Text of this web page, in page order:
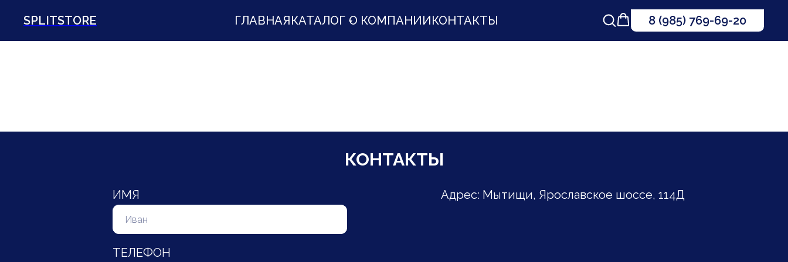
SPLITSTORE ГЛАВНАЯКАТАЛОГ О КОМПАНИИКОНТАКТЫ 8 (985) 769-69-20
Адрес: Мытищи, Ярославское шоссе, 114Д
КОНТАКТЫ
ИМЯ
ТЕЛЕФОН